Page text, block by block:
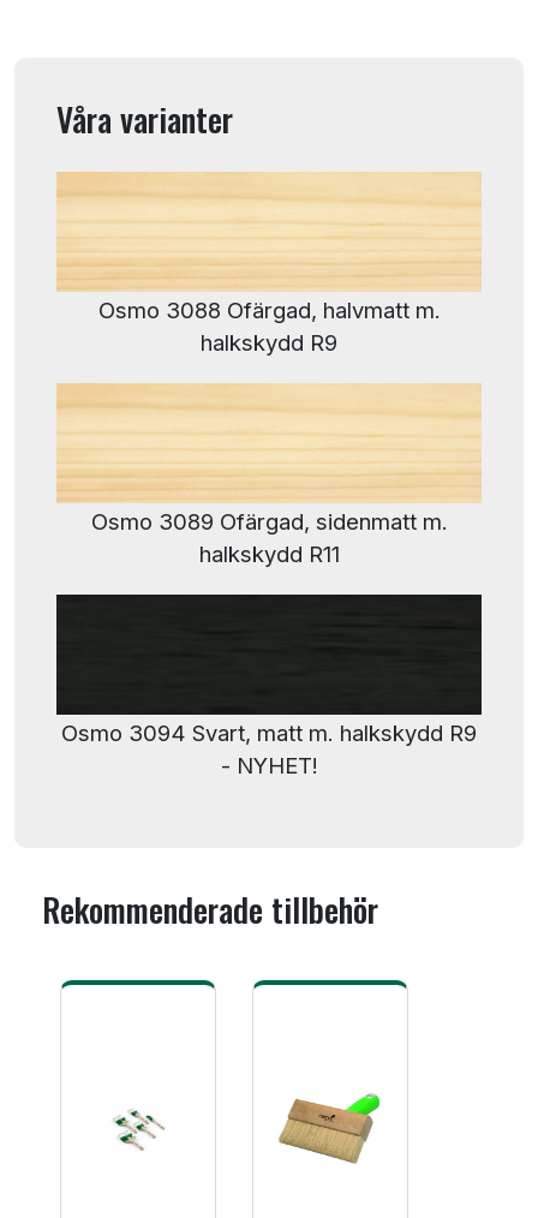
Våra varianter
Osmo 3088 Ofärgad, halvmatt m.
halkskydd R9
Osmo 3089 Ofärgad, sidenmatt m.
halkskydd R11
Osmo 3094 Svart, matt m. halkskydd R9
- NYHET!
Rekommenderade tillbehör